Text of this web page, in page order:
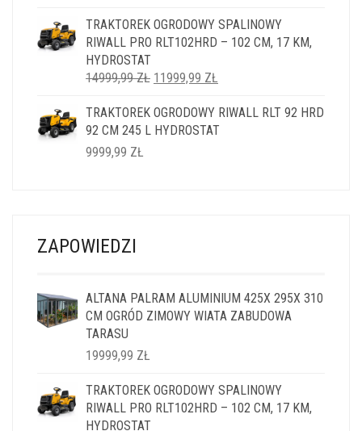
TRAKTOREK OGRODOWY SPALINOWY
RIWALL PRO RLT102HRD – 102 CM, 17 KM,
HYDROSTAT
14999,99ZŁ PIERWOTNA
WYNOSIŁA:
14999,99 ZŁ.
11999,99 ZŁ
WYNOSI:
11999,99 ZŁ.
TRAKTOREK OGRODOWY RIWALL RLT 92 HRD
92 CM 245 L HYDROSTAT
9999,99 ZŁ
ZAPOWIEDZI
ALTANA PALRAM ALUMINIUM 425X 295X 310
CM OGRÓD ZIMOWY WIATA ZABUDOWA
TARASU
19999,99 ZŁ
TRAKTOREK OGRODOWY SPALINOWY
RIWALL PRO RLT102HRD – 102 CM, 17 KM,
HYDROSTAT